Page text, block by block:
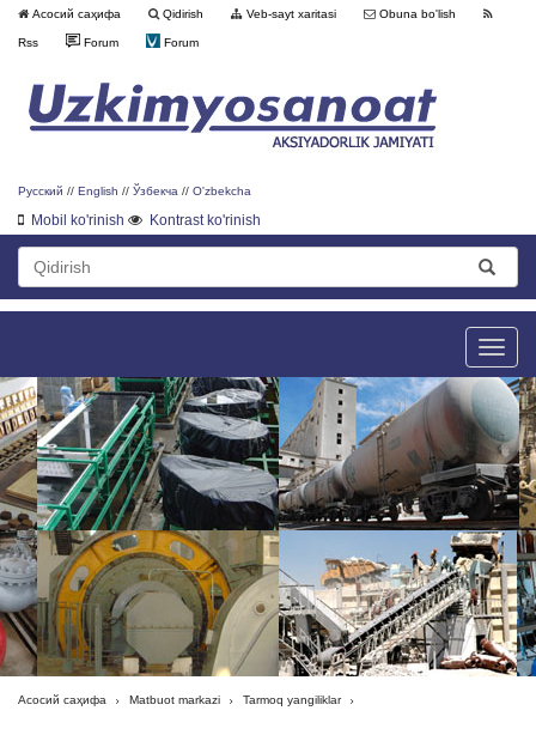
Асосий саҳифа Qidirish Veb-sayt xaritasi Obuna bo'lish
Rss Forum Forum
Русский // English // Ўзбекча // O'zbekcha
Mobil ko'rinish Kontrast ko'rinish
Toggle
Асосий саҳифа Matbuot markazi Tarmoq yangiliklar